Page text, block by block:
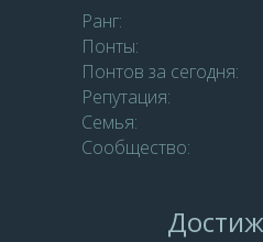
Ранг:
Понты:
Понтов за сегодня:
Репутация:
Семья:
Сообщество: